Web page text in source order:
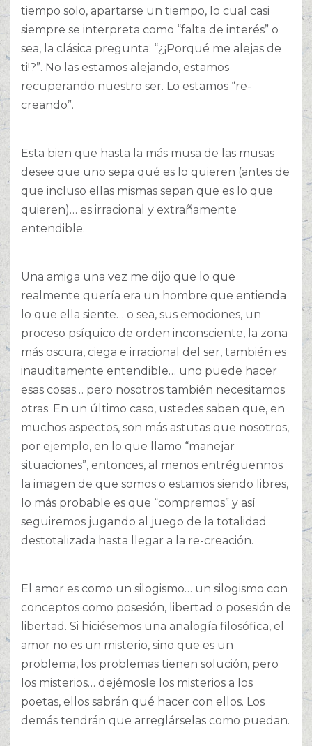
tiempo solo, apartarse un tiempo, lo cual casi
siempre se interpreta como “falta de interés” o
sea, la clásica pregunta: “¿¡Porqué me alejas de
ti!?”. No las estamos alejando, estamos
recuperando nuestro ser. Lo estamos “re-
creando”.
Esta bien que hasta la más musa de las musas
desee que uno sepa qué es lo quieren (antes de
que incluso ellas mismas sepan que es lo que
quieren)… es irracional y extrañamente
entendible.
Una amiga una vez me dijo que lo que
realmente quería era un hombre que entienda
lo que ella siente… o sea, sus emociones, un
proceso psíquico de orden inconsciente, la zona
más oscura, ciega e irracional del ser, también es
inauditamente entendible… uno puede hacer
esas cosas… pero nosotros también necesitamos
otras. En un último caso, ustedes saben que, en
muchos aspectos, son más astutas que nosotros,
por ejemplo, en lo que llamo “manejar
situaciones”, entonces, al menos entréguennos
la imagen de que somos o estamos siendo libres,
lo más probable es que “compremos” y así
seguiremos jugando al juego de la totalidad
destotalizada hasta llegar a la re-creación.
El amor es como un silogismo… un silogismo con
conceptos como posesión, libertad o posesión de
libertad. Si hiciésemos una analogía filosófica, el
amor no es un misterio, sino que es un
problema, los problemas tienen solución, pero
los misterios… dejémosle los misterios a los
poetas, ellos sabrán qué hacer con ellos. Los
demás tendrán que arreglárselas como puedan.